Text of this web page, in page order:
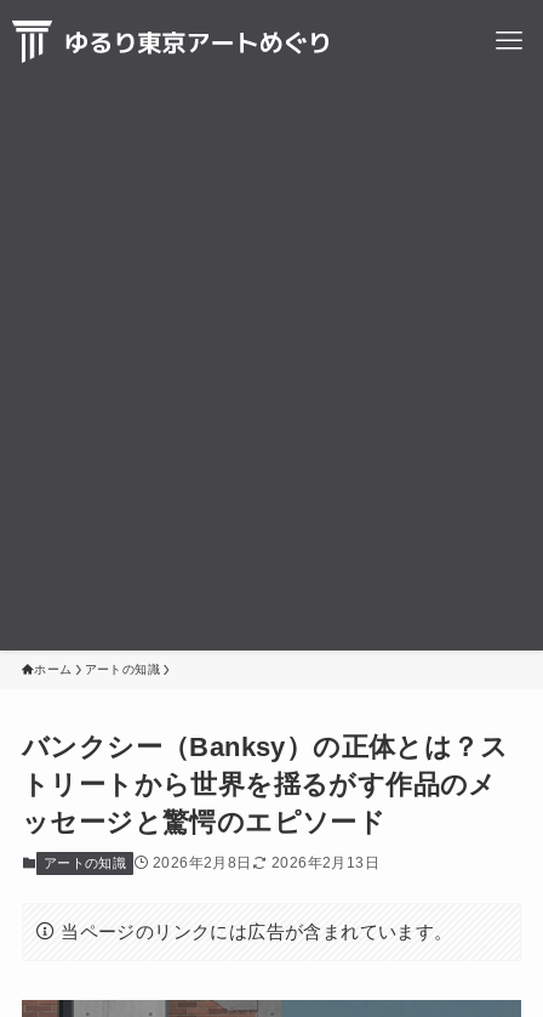
ホーム アートの知識
バンクシー（Banksy）の正体とは？ス
トリートから世界を揺るがす作品のメ
ッセージと驚愕のエピソード
アートの知識 2026年2月8日 2026年2月13日
当ページのリンクには広告が含まれています。